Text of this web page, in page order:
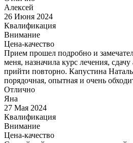
Алексей
26 Июня 2024
Квалификация
Внимание
Цена-качество
Прием прошел подробно и
меня, назначила курс лечения, сдачу
прийти повторно. Капустина
порядочная, опытная и очень
Отлично
Яна
27 Мая 2024
Квалификация
Внимание
Цена-качество